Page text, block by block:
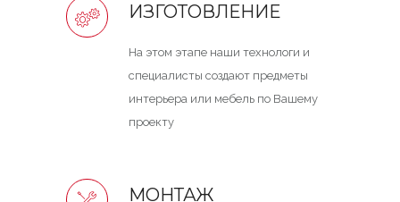
ИЗГОТОВЛЕНИЕ
На этом этапе наши технологи и
специалисты создают предметы
интерьера или мебель по Вашему
проекту
МОНТАЖ